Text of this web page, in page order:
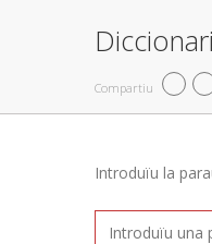
Compartiu
Introduïu la